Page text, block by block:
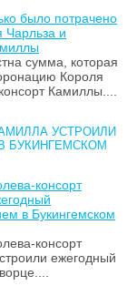
было потрачено
Чарльза и
сумма, которая
Короля
Камиллы....
УСТРОИЛИ
БУКИНГЕМСКОМ
консорт
в Букингемском
консорт
ежегодный